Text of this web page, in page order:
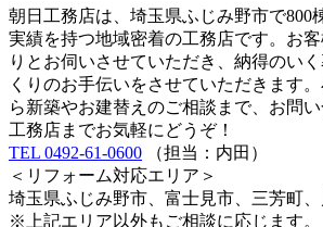
朝日工務店は、埼玉県ふじみ野市で800
実績を持つ地域密着の工務店です。お
りとお伺いさせていただき、納得のい
くりのお手伝いをさせていただきます
ら新築やお建替えのご相談まで、お問
工務店までお気軽にどうぞ！
TEL 0492-61-0600 （担当：内田）
＜リフォーム対応エリア＞
埼玉県ふじみ野市、富士見市、三芳町
※上記エリア以外もご相談に応じます。